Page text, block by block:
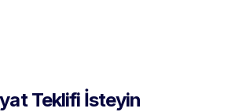
Teklifi İsteyin